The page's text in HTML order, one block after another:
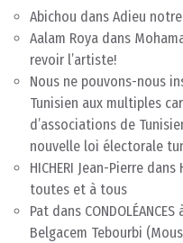
Abichou dans Adieu
Aalam Roya dans
revoir l’artiste!
Nous ne pouvons-nous
Tunisien aux multiples
d’associations de
nouvelle loi électorale
HICHERI Jean-Pierre dans
toutes et à tous
Pat dans
Belgacem Tebourbi